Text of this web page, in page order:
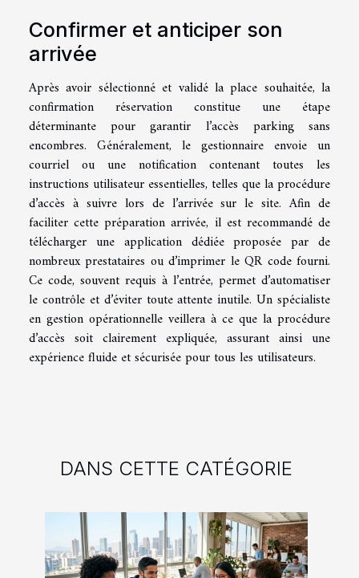
Confirmer et anticiper son
arrivée
Après avoir sélectionné et validé la place souhaitée, la
confirmation réservation constitue une étape
déterminante pour garantir l’accès parking sans
encombres. Généralement, le gestionnaire envoie un
courriel ou une notification contenant toutes les
instructions utilisateur essentielles, telles que la procédure
d’accès à suivre lors de l’arrivée sur le site. Afin de
faciliter cette préparation arrivée, il est recommandé de
télécharger une application dédiée proposée par de
nombreux prestataires ou d’imprimer le QR code fourni.
Ce code, souvent requis à l’entrée, permet d’automatiser
le contrôle et d’éviter toute attente inutile. Un spécialiste
en gestion opérationnelle veillera à ce que la procédure
d’accès soit clairement expliquée, assurant ainsi une
expérience fluide et sécurisée pour tous les utilisateurs.
DANS CETTE CATÉGORIE